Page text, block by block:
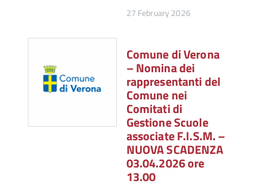
27 February 2026
Comune di Verona
– Nomina dei
rappresentanti del
Comune nei
Comitati di
Gestione Scuole
associate F.I.S.M. –
NUOVA SCADENZA
03.04.2026 ore
13.00